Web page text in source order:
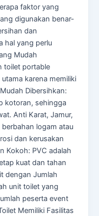
faktor yang
digunakan benar-
dan
hal yang perlu
Mudah
toilet portable
karena memiliki
Dibersihkan:
kotoran, sehingga
Anti Karat, Jamur,
logam atau
dan kerusakan
Kokoh: PVC adalah
kuat dan tahan
dengan Jumlah
unit toilet yang
peserta event
Memiliki Fasilitas